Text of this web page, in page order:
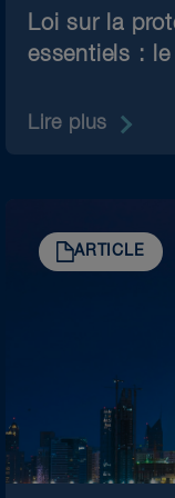
Riche
toutes les
permettre
tout au
projets :
obtention
mise en
Loi sur la
essentiels :
Lire plus
ARTICLE